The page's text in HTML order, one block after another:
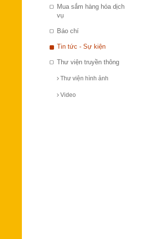
Mua sắm hàng hóa dịch
vụ
Báo chí
Tin tức - Sự kiện
Thư viện truyền thông
Thư viện hình ảnh
Video